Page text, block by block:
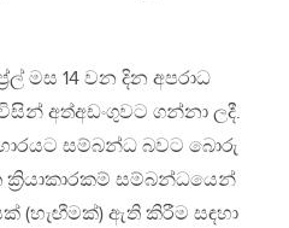
මස 14 වන දින අපරාධ
අත්අඩංගුවට ගන්නා ලදී.
සම්බන්ධ බවට බොරු
ක්‍රියාකාරකම් සම්බන්ධයෙන්
(හැඟීමක්) ඇති කිරීම සඳහා